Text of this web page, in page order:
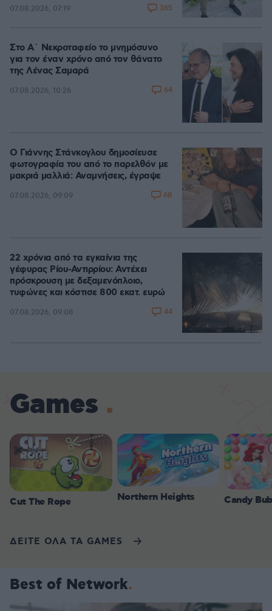
07.08.2026, 07:19 365
Στο Α΄ Νεκροταφείο το μνημόσυνο
για τον έναν χρόνο από τον θάνατο
της Λένας Σαμαρά
07.08.2026, 10:26 64
Ο Γιάννης Στάνκογλου δημοσίευσε
φωτογραφία του από το παρελθόν με
μακριά μαλλιά: Αναμνήσεις, έγραψε
07.08.2026, 09:09 68
22 χρόνια από τα εγκαίνια της
γέφυρας Ρίου-Αντιρρίου: Αντέχει
πρόσκρουση με δεξαμενόπλοιο,
τυφώνες και κόστισε 800 εκατ. ευρώ
07.08.2026, 09:08 44
Games
Cut The Rope Northern Heights Candy
ΔΕΙΤΕ ΟΛΑ ΤΑ GAMES
Best of Network